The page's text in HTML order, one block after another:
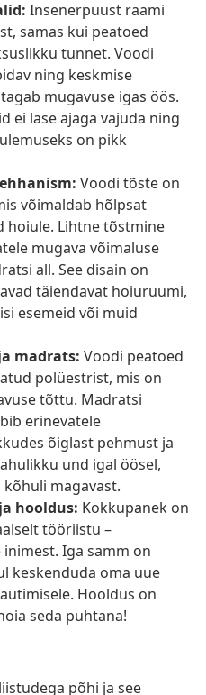
Insenerpuust raami
samas kui peatoed
tunnet. Voodi
ning keskmise
mugavuse igas öös.
ei lase ajaga vajuda ning
on pikk
Voodi tõste on
võimaldab hõlpsat
hoiule. Lihtne tõstmine
mugava võimaluse
all. See disain on
täiendavat hoiuruumi,
esemeid või muid
madrats: Voodi peatoed
polüestrist, mis on
tõttu. Madratsi
erinevatele
õiglast pehmust ja
und igal öösel,
kõhuli magavast.
hooldus: Kokkupanek on
tööriistu –
Iga samm on
keskenduda oma uue
Hooldus on
seda puhtana!
põhi ja see